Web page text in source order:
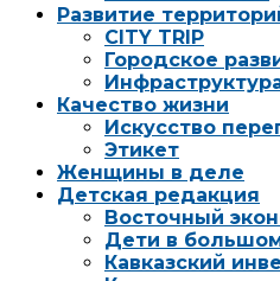
Развитие
CITY TRIP
Городское
Качество жизни
Искусство
Этикет
Женщины в деле
Детская редакция
Восточный
Дети в
Кавказский